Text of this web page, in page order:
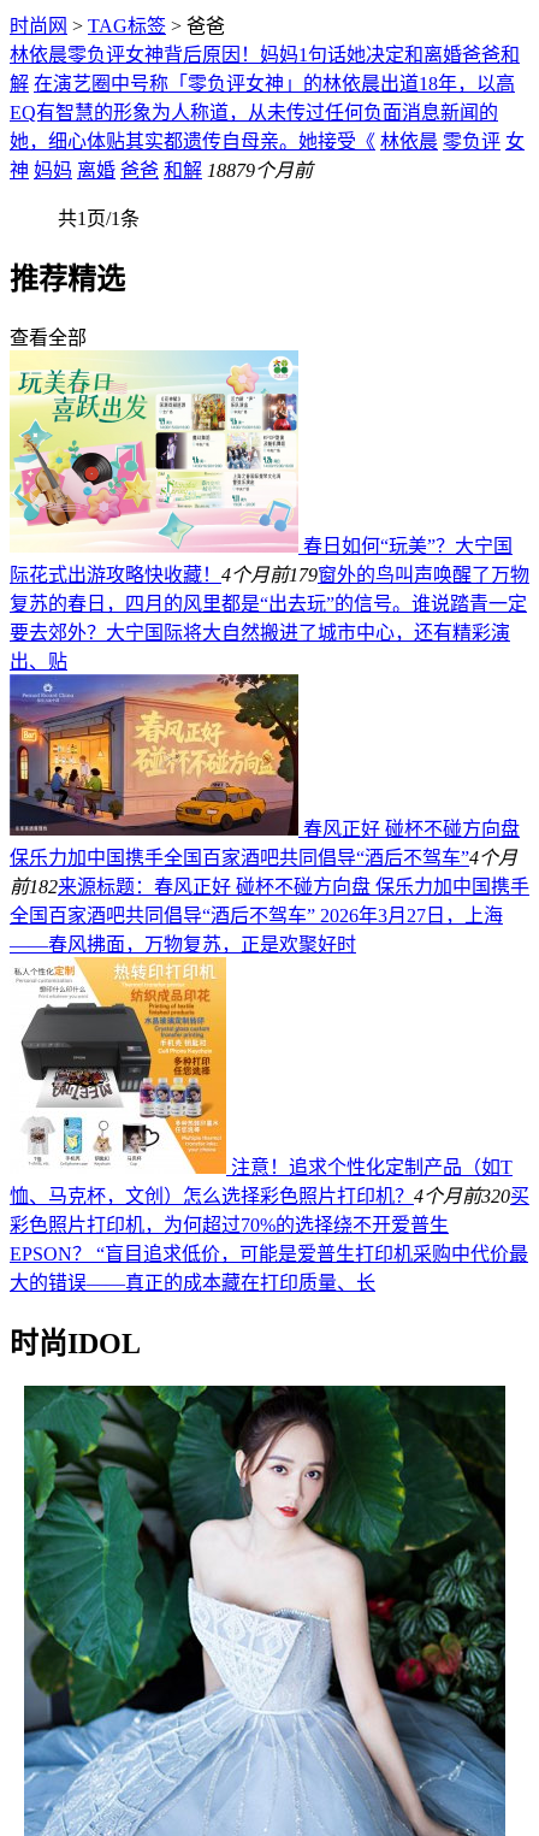
时尚网 > TAG标签 > 爸爸
林依晨零负评女神背后原因！妈妈1句话她决定和离婚爸爸和
解 在演艺圈中号称「零负评女神」的林依晨出道18年，以高
EQ有智慧的形象为人称道，从未传过任何负面消息新闻的
她，细心体贴其实都遗传自母亲。她接受《 林依晨 零负评 女
神 妈妈 离婚 爸爸 和解 18879个月前
共1页/1条
推荐精选
查看全部
春日如何“玩美”？大宁国
际花式出游攻略快收藏！ 4个月前179窗外的鸟叫声唤醒了万物
复苏的春日，四月的风里都是“出去玩”的信号。谁说踏青一定
要去郊外？大宁国际将大自然搬进了城市中心，还有精彩演
出、贴
春风正好 碰杯不碰方向盘
保乐力加中国携手全国百家酒吧共同倡导“酒后不驾车”4个月
前182来源标题：春风正好 碰杯不碰方向盘 保乐力加中国携手
全国百家酒吧共同倡导“酒后不驾车” 2026年3月27日，上海
——春风拂面，万物复苏，正是欢聚好时
注意！追求个性化定制产品（如T
恤、马克杯，文创）怎么选择彩色照片打印机？ 4个月前320买
彩色照片打印机，为何超过70%的选择绕不开爱普生
EPSON？ “盲目追求低价，可能是爱普生打印机采购中代价最
大的错误——真正的成本藏在打印质量、长
时尚IDOL